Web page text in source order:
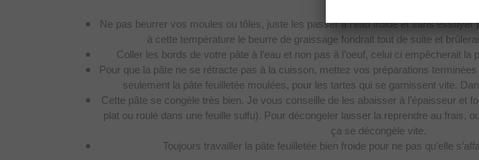
Ne pas beurrer vos moules ou tôles, juste les passer à l’eau froide et sans
à cette température le beurre de graissage fondrait tout de suite et
Coller les bords de votre pâte à l’eau et non pas à l’oeuf, celui ci empêcherait
Pour que la pâte ne se rétracte pas à la cuisson, mettez vos préparations
seulement la pâte feuilletée moulées, pour les tartes qui se garnissent vite.
Cette pâte se congèle très bien. Je vous conseille de les abaisser à l’épaisseur et
plat ou roulé dans une feuille sulfu). Pour décongeler laisser la reprendre au frais,
ça se décongèle vite.
Toujours travailler la pâte feuilletée bien froide pour ne pas qu’elle